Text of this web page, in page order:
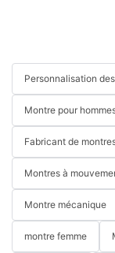
Personnalisation
Montre pour
Fabricant de
Montres à
Montre mécanique
montre femme